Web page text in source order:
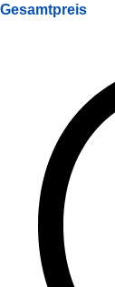
Gesamtpreis